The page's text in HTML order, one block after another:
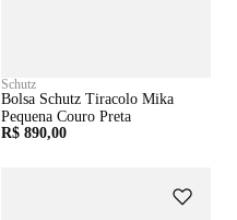
Schutz
Bolsa Schutz Tiracolo Mika
Pequena Couro Preta
R$ 890,00